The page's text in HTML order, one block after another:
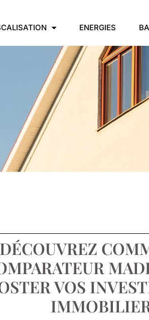
ENERGIES
DÉCOUVREZ
VOS